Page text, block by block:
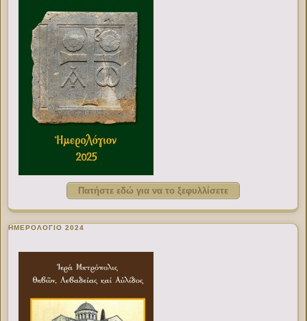
Πατήστε εδώ για να το ξεφυλλίσετε
ΗΜΕΡΟΛΟΓΙΟ 2024